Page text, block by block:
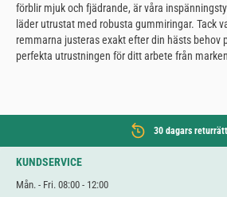
förblir mjuk och fjädrande, är våra
läder utrustat med robusta gummiringar. Tack
remmarna justeras exakt efter din hästs behov
perfekta utrustningen för ditt arbete från
30 dagars returrätt
KUNDSERVICE
Mån. - Fri. 08:00 - 12:00